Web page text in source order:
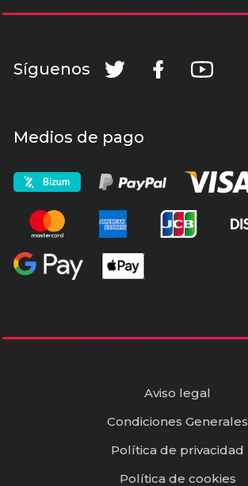
Síguenos
Medios de pago
Aviso legal
Condiciones Generales
Política de privacidad
Política de cookies